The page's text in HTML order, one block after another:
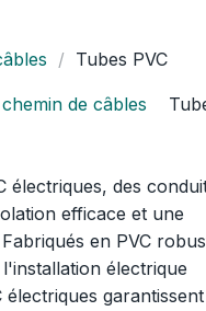
Tubes PVC
de câbles
électriques, des
efficace et une
en PVC
électrique
électriques